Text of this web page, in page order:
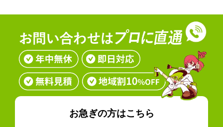
お急ぎの方はこちら